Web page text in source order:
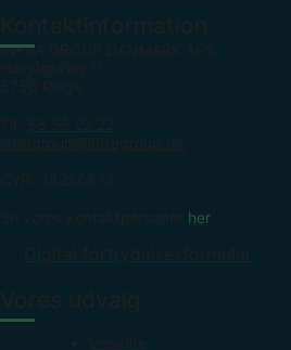
Kontaktinformation
INFRA GROUP DANMARK APS
Højgårdsvej 11
5750 Ringe
Tlf:
infragroup@infragroup.dk
CVR: 35256873
Se vores kontaktpersoner her
Digital fortrydelsesformular
Vores udvalg